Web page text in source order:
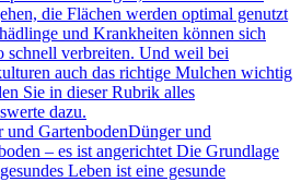
die Flächen werden optimal genutzt
und Krankheiten können sich
schnell verbreiten. Und weil bei
auch das richtige Mulchen wichtig
Sie in dieser Rubrik alles
dazu.
und GartenbodenDünger und
– es ist angerichtet Die Grundlage
Leben ist eine gesunde